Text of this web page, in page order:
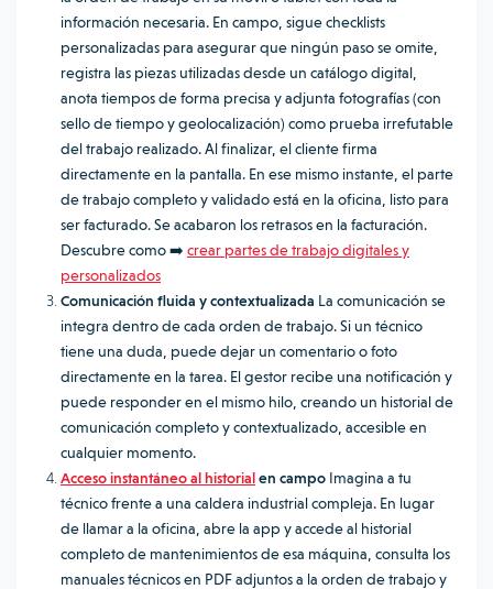
información necesaria. En campo, sigue checklists
personalizadas para asegurar que ningún paso se omite,
registra las piezas utilizadas desde un catálogo digital,
anota tiempos de forma precisa y adjunta fotografías (con
sello de tiempo y geolocalización) como prueba irrefutable
del trabajo realizado. Al finalizar, el cliente firma
directamente en la pantalla. En ese mismo instante, el parte
de trabajo completo y validado está en la oficina, listo para
ser facturado. Se acabaron los retrasos en la facturación.
Descubre como ➡️ crear partes de trabajo digitales y
personalizados
Comunicación fluida y contextualizada La comunicación se
integra dentro de cada orden de trabajo. Si un técnico
tiene una duda, puede dejar un comentario o foto
directamente en la tarea. El gestor recibe una notificación y
puede responder en el mismo hilo, creando un historial de
comunicación completo y contextualizado, accesible en
cualquier momento.
Acceso instantáneo al historialen campo Imagina a tu
técnico frente a una caldera industrial compleja. En lugar
de llamar a la oficina, abre la app y accede al historial
completo de mantenimientos de esa máquina, consulta los
manuales técnicos en PDF adjuntos a la orden de trabajo y